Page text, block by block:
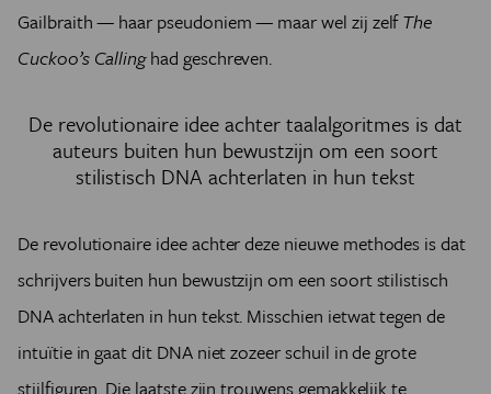
Gailbraith — haar pseudoniem — maar wel zij zelfThe
Cuckoo’s Callinghad geschreven.
De revolutionaire idee achter taalalgoritmes is dat
auteurs buiten hun bewustzijn om een soort
stilistisch DNA achterlaten in hun tekst
De revolutionaire idee achter deze nieuwe methodes is dat
schrijvers buiten hun bewustzijn om een soort stilistisch
DNA achterlaten in hun tekst. Misschien ietwat tegen de
intuïtie in gaat dit DNA niet zozeer schuil in de grote
stijlfiguren. Die laatste zijn trouwens gemakkelijk te